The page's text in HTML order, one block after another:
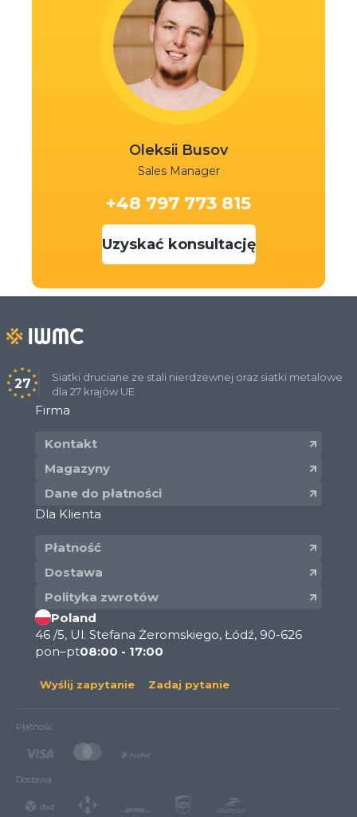
Oleksii Busov
Sales Manager
+48 797 773 815
Uzyskać konsultację
27
Siatki druciane ze stali nierdzewnej oraz siatki metalowe
dla 27 krajów UE
Firma
Kontakt
Magazyny
Dane do płatności
Dla Klienta
Płatność
Dostawa
Polityka zwrotów
Poland
46 /5, Ul. Stefana Żeromskiego, Łódź, 90-626
pon–pt08:00 - 17:00
Wyślij zapytanie Zadaj pytanie
Płatność
Dostawa